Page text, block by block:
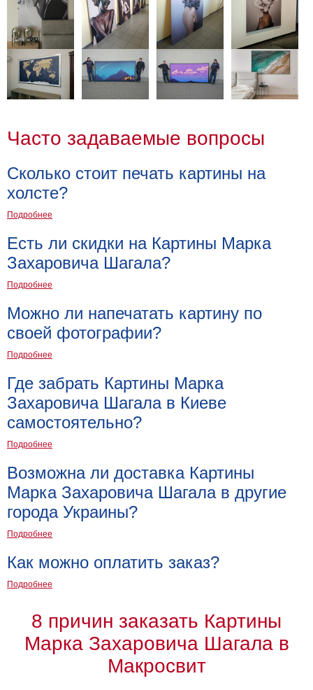
Часто задаваемые вопросы
Сколько стоит печать картины на
холсте?
Подробнее
Есть ли скидки на Картины Марка
Захаровича Шагала?
Подробнее
Можно ли напечатать картину по
своей фотографии?
Подробнее
Где забрать Картины Марка
Захаровича Шагала в Киеве
самостоятельно?
Подробнее
Возможна ли доставка Картины
Марка Захаровича Шагала в другие
города Украины?
Подробнее
Как можно оплатить заказ?
Подробнее
8 причин заказать Картины
Марка Захаровича Шагала в
Макросвит